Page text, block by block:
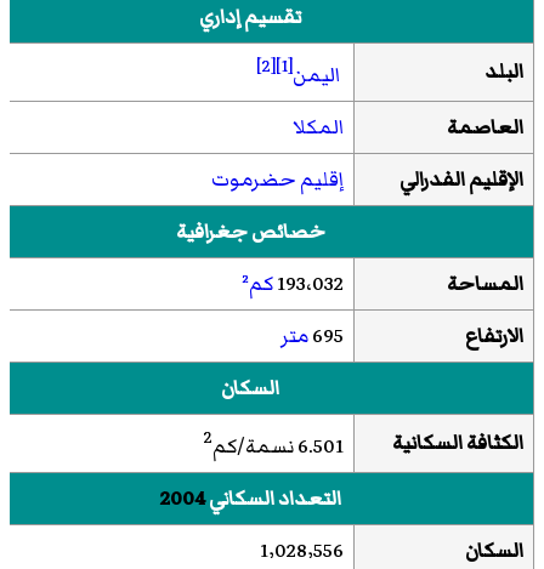
تقسيم إداري
البلد
اليمن[1]
[2]
العاصمة
المكلا
الإقليم الفدرالي
إقليم حضرموت
خصائص جغرافية
المساحة
193،032كم²
الارتفاع
695متر
السكان
الكثافة السكانية
6.501 نسمة/كم 2
التعداد السكاني2004
السكان
1٬028٬556